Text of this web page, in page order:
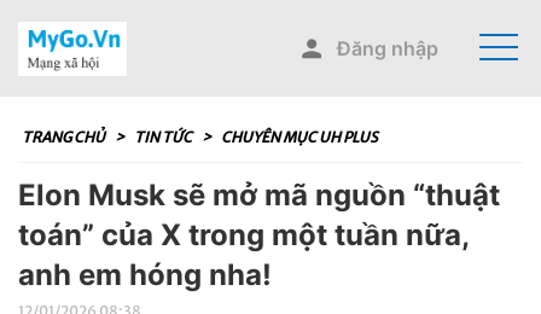
Đăng nhập
TRANG CHỦ > TIN TỨC > CHUYÊN MỤC UH PLUS
Elon Musk sẽ mở mã nguồn “thuật
toán” của X trong một tuần nữa,
anh em hóng nha!